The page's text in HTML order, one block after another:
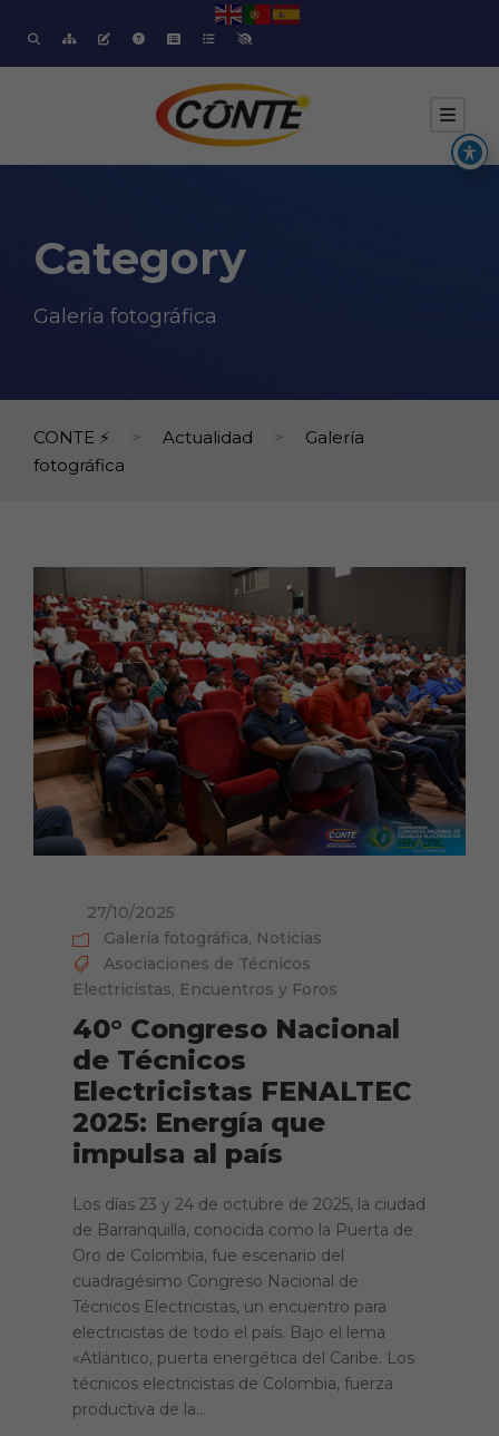
Category
Galería fotográfica
CONTE ⚡ > Actualidad >
Galería
fotográfica
27/10/2025
Galería fotográfica, Noticias
Asociaciones de Técnicos
Electricistas, Encuentros y Foros
40° Congreso Nacional
de Técnicos
Electricistas FENALTEC
2025: Energía que
impulsa al país
Los días 23 y 24 de octubre de 2025, la ciudad
de Barranquilla, conocida como la Puerta de
Oro de Colombia, fue escenario del
cuadragésimo Congreso Nacional de
Técnicos Electricistas, un encuentro para
electricistas de todo el país. Bajo el lema
«Atlántico, puerta energética del Caribe. Los
técnicos electricistas de Colombia, fuerza
productiva de la...